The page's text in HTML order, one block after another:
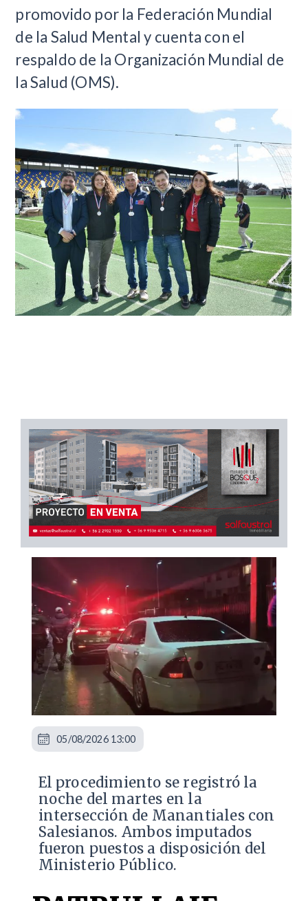
promovido por la Federación Mundial
de la Salud Mental y cuenta con el
respaldo de la Organización Mundial de
la Salud (OMS).
​El procedimiento se registró la
noche del martes en la
intersección de Manantiales con
Salesianos. Ambos imputados
fueron puestos a disposición del
Ministerio Público.
05/08/2026 13:00